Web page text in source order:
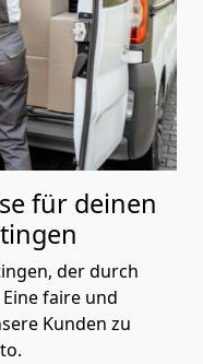
für deinen
der durch
faire und
Kunden zu